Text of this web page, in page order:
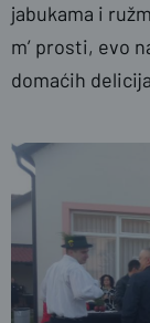
jabukama i
m’ prosti, evo
domaćih